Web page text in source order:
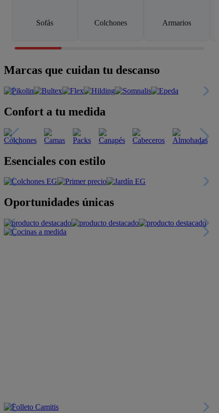
Sofás Colchones Armarios
Marcas que cuidan tu descanso
Confort a tu medida
Esenciales con estilo
Oportunidades únicas